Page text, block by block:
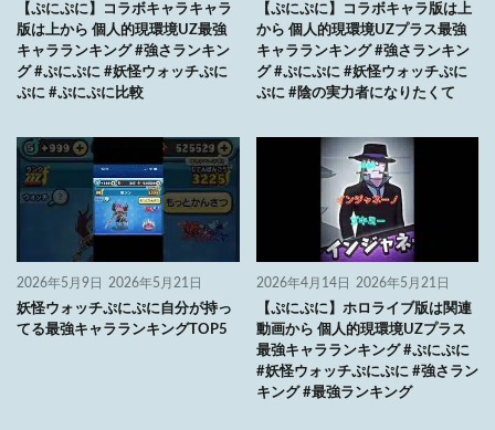
【ぷにぷに】コラボキャラキャラ
版は上から 個人的現環境UZ最強
キャラランキング #強さランキン
グ #ぷにぷに #妖怪ウォッチぷに
ぷに #ぷにぷに比較
【ぷにぷに】コラボキャラ版は上
から 個人的現環境UZプラス最強
キャラランキング #強さランキン
グ #ぷにぷに #妖怪ウォッチぷに
ぷに #陰の実力者になりたくて
2026年5月9日 2026年5月21日
妖怪ウォッチぷにぷに自分が持っ
てる最強キャラランキングTOP5
2026年4月14日 2026年5月21日
【ぷにぷに】ホロライブ版は関連
動画から 個人的現環境UZプラス
最強キャラランキング #ぷにぷに
#妖怪ウォッチぷにぷに #強さラン
キング #最強ランキング